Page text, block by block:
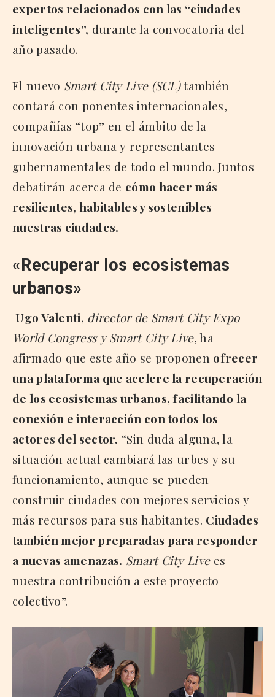
expertos relacionados con las “ciudades
inteligentes”, durante la convocatoria del
año pasado.
El nuevo Smart City Live (SCL)también
contará con ponentes internacionales,
compañías “top” en el ámbito de la
innovación urbana y representantes
gubernamentales de todo el mundo. Juntos
debatirán acerca de cómo hacer más
resilientes, habitables y sostenibles
nuestras ciudades.
«Recuperar los ecosistemas
urbanos»
Ugo Valenti, director de Smart City Expo
World Congress y Smart City Live, ha
afirmado que este año se proponen ofrecer
una plataforma que acelere la recuperación
de los ecosistemas urbanos, facilitando la
conexión e interacción con todos los
actores del sector. “Sin duda alguna, la
situación actual cambiará las urbes y su
funcionamiento, aunque se pueden
construir ciudades con mejores servicios y
más recursos para sus habitantes. Ciudades
también mejor preparadas para responder
a nuevas amenazas. Smart City Livees
nuestra contribución a este proyecto
colectivo”.